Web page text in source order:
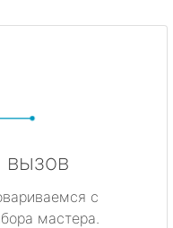
вызов
с
мастера.